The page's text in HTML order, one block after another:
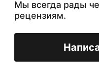
Мы всегда рады
рецензиям.